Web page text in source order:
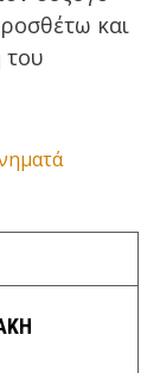
και
του